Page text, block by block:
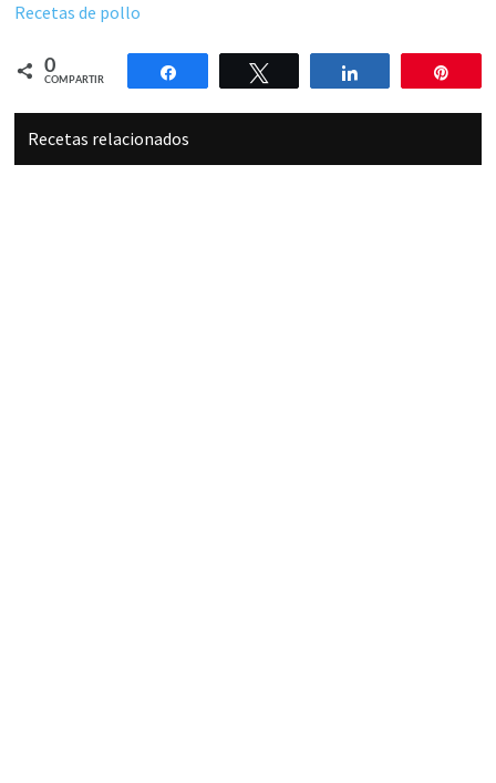
Recetas de pollo
0
COMPARTIR
Compartir Compartir
Recetas relacionados